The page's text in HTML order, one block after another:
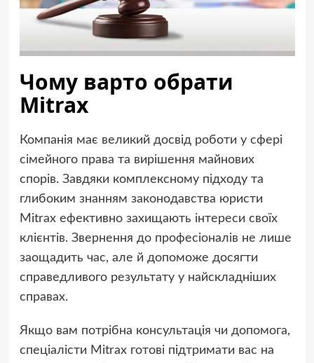
Чому варто обрати
Mitrax
Компанія має великий досвід роботи у сфері
сімейного права та вирішення майнових
спорів. Завдяки комплексному підходу та
глибоким знанням законодавства юристи
Mitrax ефективно захищають інтереси своїх
клієнтів. Звернення до професіоналів не лише
заощадить час, але й допоможе досягти
справедливого результату у найскладніших
справах.
Якщо вам потрібна консультація чи допомога,
спеціалісти Mitrax готові підтримати вас на